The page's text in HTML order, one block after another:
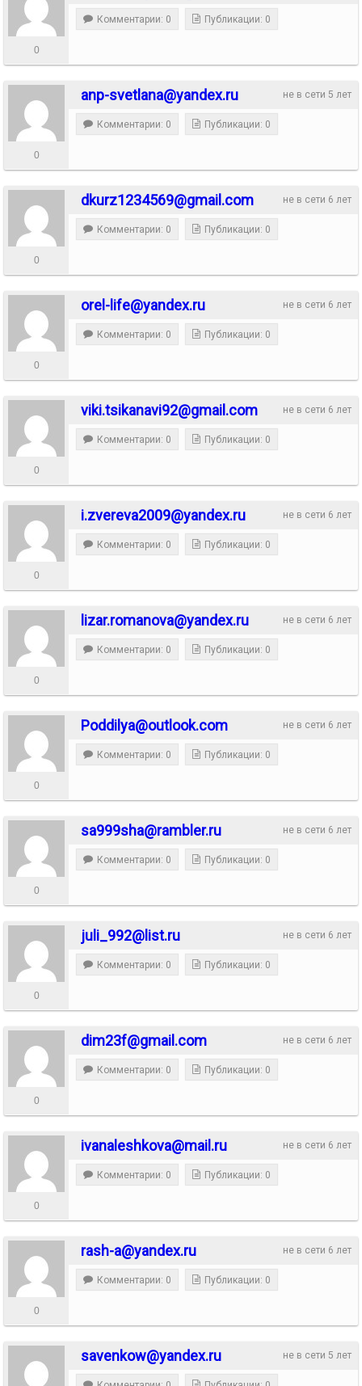
0
Комментарии: 0 Публикации: 0
не в сети 5 лет
anp-svetlana@yandex.ru
0
Комментарии: 0 Публикации: 0
не в сети 6 лет
dkurz1234569@gmail.com
0
Комментарии: 0 Публикации: 0
не в сети 6 лет
orel-life@yandex.ru
0
Комментарии: 0 Публикации: 0
не в сети 6 лет
viki.tsikanavi92@gmail.com
0
Комментарии: 0 Публикации: 0
не в сети 6 лет
i.zvereva2009@yandex.ru
0
Комментарии: 0 Публикации: 0
не в сети 6 лет
lizar.romanova@yandex.ru
0
Комментарии: 0 Публикации: 0
не в сети 6 лет
Poddilya@outlook.com
0
Комментарии: 0 Публикации: 0
не в сети 6 лет
sa999sha@rambler.ru
0
Комментарии: 0 Публикации: 0
не в сети 6 лет
juli_992@list.ru
0
Комментарии: 0 Публикации: 0
не в сети 6 лет
dim23f@gmail.com
0
Комментарии: 0 Публикации: 0
не в сети 6 лет
ivanaleshkova@mail.ru
0
Комментарии: 0 Публикации: 0
не в сети 6 лет
rash-a@yandex.ru
0
Комментарии: 0 Публикации: 0
не в сети 5 лет
savenkow@yandex.ru